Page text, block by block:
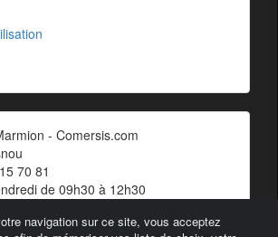
navigation sur ce site, vous acceptez
- Comersis.com
70 81
de 09h30 à 12h30